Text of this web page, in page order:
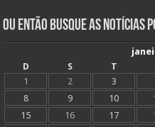
Ou Então Busque as Notícias
D
S T
1
2 3
8
9 10
15
16 17